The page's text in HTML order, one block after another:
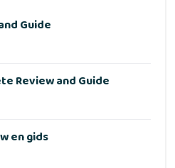
Guide
Review and Guide
en gids